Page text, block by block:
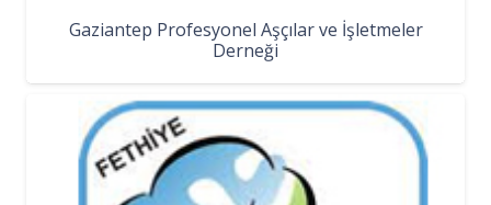
Gaziantep Profesyonel Aşçılar ve İşletmeler
Derneği